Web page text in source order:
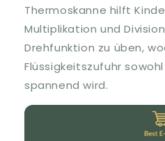
Thermoskanne hilft
Multiplikation und
Drehfunktion zu üben,
Flüssigkeitszufuhr
spannend wird.